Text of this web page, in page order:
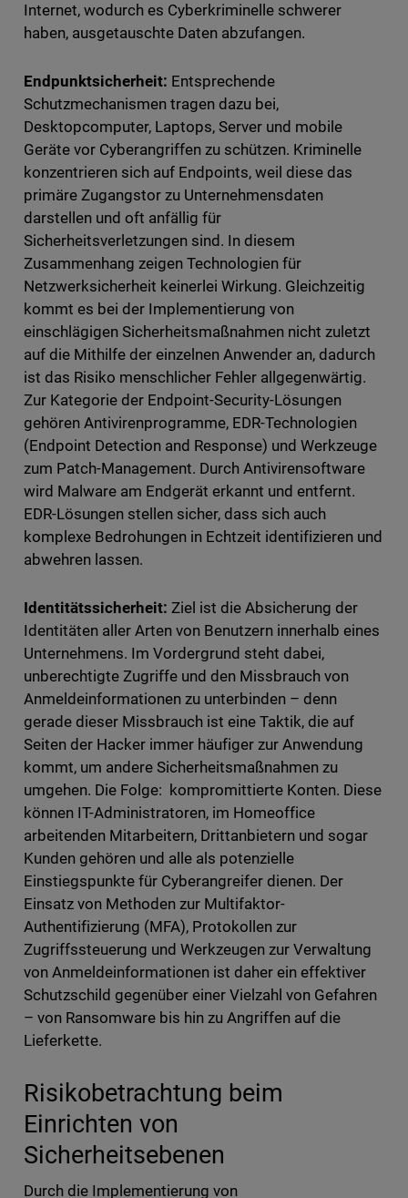
Internet, wodurch es Cyberkriminelle schwerer
haben, ausgetauschte Daten abzufangen.
Endpunktsicherheit: Entsprechende
Schutzmechanismen tragen dazu bei,
Desktopcomputer, Laptops, Server und mobile
Geräte vor Cyberangriffen zu schützen. Kriminelle
konzentrieren sich auf Endpoints, weil diese das
primäre Zugangstor zu Unternehmensdaten
darstellen und oft anfällig für
Sicherheitsverletzungen sind. In diesem
Zusammenhang zeigen Technologien für
Netzwerksicherheit keinerlei Wirkung. Gleichzeitig
kommt es bei der Implementierung von
einschlägigen Sicherheitsmaßnahmen nicht zuletzt
auf die Mithilfe der einzelnen Anwender an, dadurch
ist das Risiko menschlicher Fehler allgegenwärtig.
Zur Kategorie der Endpoint-Security-Lösungen
gehören Antivirenprogramme, EDR-Technologien
(Endpoint Detection and Response) und Werkzeuge
zum Patch-Management. Durch Antivirensoftware
wird Malware am Endgerät erkannt und entfernt.
EDR-Lösungen stellen sicher, dass sich auch
komplexe Bedrohungen in Echtzeit identifizieren und
abwehren lassen.
Identitätssicherheit: Ziel ist die Absicherung der
Identitäten aller Arten von Benutzern innerhalb eines
Unternehmens. Im Vordergrund steht dabei,
unberechtigte Zugriffe und den Missbrauch von
Anmeldeinformationen zu unterbinden – denn
gerade dieser Missbrauch ist eine Taktik, die auf
Seiten der Hacker immer häufiger zur Anwendung
kommt, um andere Sicherheitsmaßnahmen zu
umgehen. Die Folge: kompromittierte Konten. Diese
können IT-Administratoren, im Homeoffice
arbeitenden Mitarbeitern, Drittanbietern und sogar
Kunden gehören und alle als potenzielle
Einstiegspunkte für Cyberangreifer dienen. Der
Einsatz von Methoden zur Multifaktor-
Authentifizierung (MFA), Protokollen zur
Zugriffssteuerung und Werkzeugen zur Verwaltung
von Anmeldeinformationen ist daher ein effektiver
Schutzschild gegenüber einer Vielzahl von Gefahren
– von Ransomware bis hin zu Angriffen auf die
Lieferkette.
Risikobetrachtung beim
Einrichten von
Sicherheitsebenen
Durch die Implementierung von